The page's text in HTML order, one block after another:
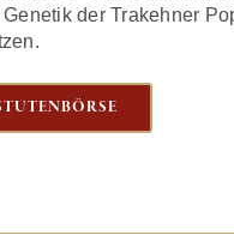
der Trakehner